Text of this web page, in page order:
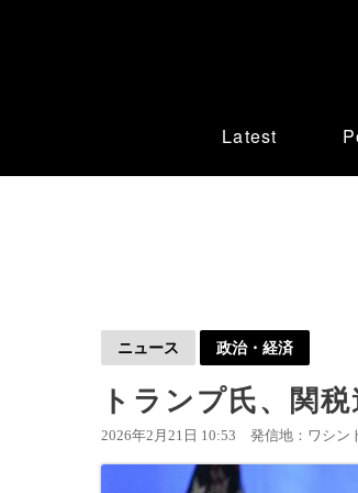
Latest
ニュース 政治・経済
トランプ氏、関
2026年2月21日 10:53 発信地：ワシン